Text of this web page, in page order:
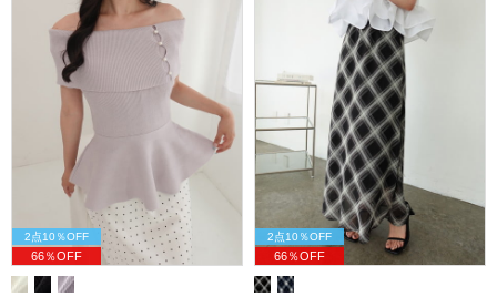
2点10％OFF
66％OFF
2点10％OFF
66％OFF